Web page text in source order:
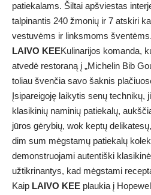
patiekalams. Šiltai apšviestas
talpinantis 240 žmonių ir 7 atskiri
vestuvėms ir linksmoms šventėms.
LAIVO KEEKulinarijos komanda,
atvedė restoraną į „Michelin Bib
toliau švenčia savo šaknis
Įsipareigoję laikytis senų technikų,
klasikinių naminių patiekalų,
jūros gėrybių, wok keptų
dim sum mėgstamų patiekalų
demonstruojami autentiški
užtikrinantys, kad mėgstami
Kaip LAIVO KEE plaukia į